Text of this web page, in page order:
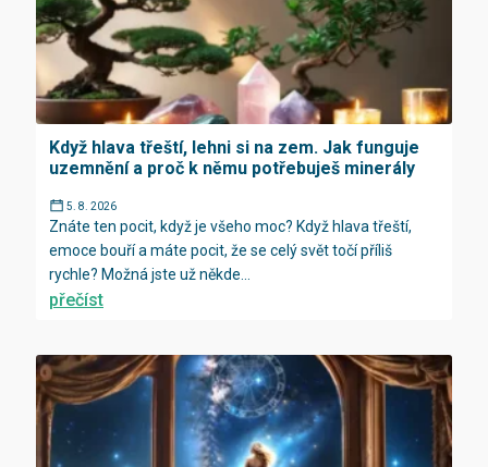
Když hlava třeští, lehni si na zem. Jak funguje
uzemnění a proč k němu potřebuješ minerály
5. 8. 2026
Znáte ten pocit, když je všeho moc? Když hlava třeští,
emoce bouří a máte pocit, že se celý svět točí příliš
rychle? Možná jste už někde...
přečíst